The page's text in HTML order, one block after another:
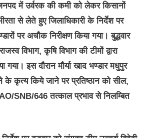
में उर्वरक की कमी को लेकर किसानों
से लेते हुए जिलाधिकारी के निर्देश पर
पर अचौक निरीक्षण किया गया। बुद्धवार
विभाग, कृषि विभाग की टीमों द्वारा
गया। इस दौरान मौर्या खाद भण्डार मधुपुर
के कृत्य किये जाने पर प्रतिष्ठान को सील,
SNB/646 तत्काल प्रभाव से निलम्बित